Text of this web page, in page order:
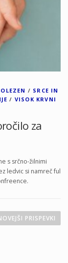
/ SRCE IN
/ VISOK KRVNI
za
s srčno-žilnimi
ledvic si namreč ful
PRISPEVKI